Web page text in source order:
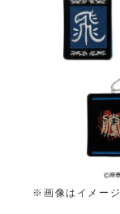
※画像はイメージ